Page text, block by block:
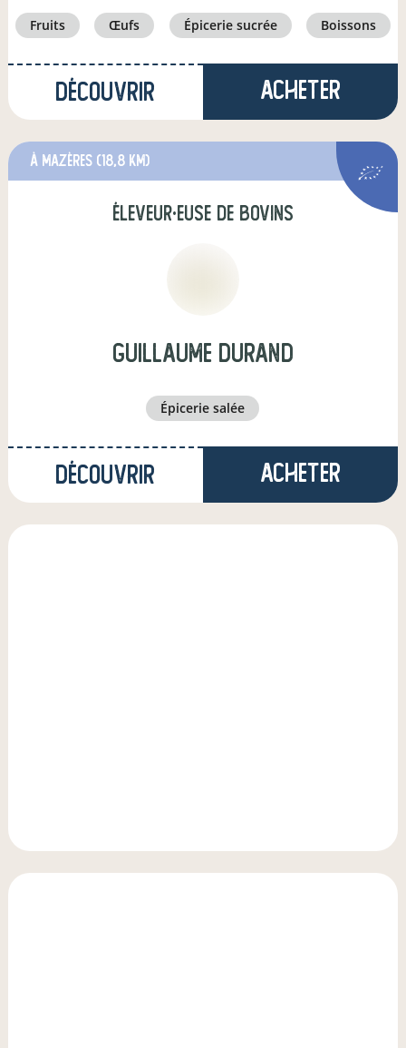
fruits œufs épicerie sucrée boissons
Découvrir Acheter
à Mazères (18,8 km)
éleveur·euse de bovins
guillaume durand
épicerie salée
Découvrir Acheter